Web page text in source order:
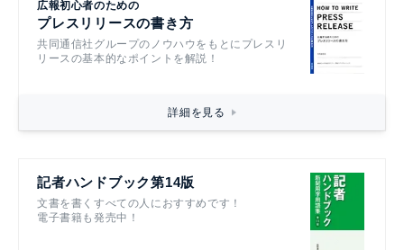
広報初心者のための
プレスリリースの書き方
共同通信社グループのノウハウをもとにプレスリ
リースの基本的なポイントを解説！
詳細を見る
記者ハンドブック第14版
文書を書くすべての人におすすめです！
電子書籍も発売中！